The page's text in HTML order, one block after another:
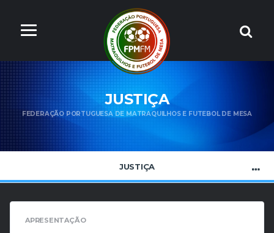
JUSTIÇA
FEDERAÇÃO PORTUGUESA DE MATRAQUILHOS E FUTEBOL DE MESA
JUSTIÇA
APRESENTAÇÃO